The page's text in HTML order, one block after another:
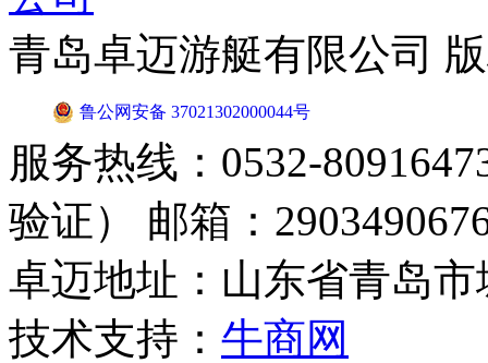
青岛卓迈游艇有限公司
鲁公网安备 37021302000044号
服务热线：0532-
验证） 邮箱：
卓迈地址：山东省青岛
技术支持： 牛商网